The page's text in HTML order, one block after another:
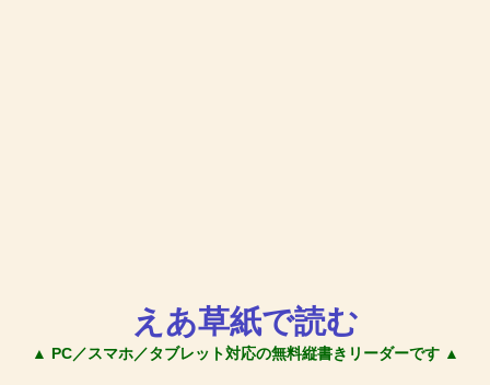
えあ草紙で読む
▲ PC／スマホ／タブレット対応の無料縦書きリーダーです ▲